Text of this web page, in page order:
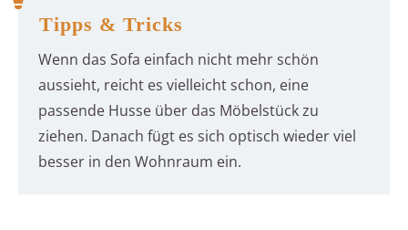
Tipps & Tricks
Wenn das Sofa einfach nicht mehr schön
aussieht, reicht es vielleicht schon, eine
passende Husse über das Möbelstück zu
ziehen. Danach fügt es sich optisch wieder viel
besser in den Wohnraum ein.